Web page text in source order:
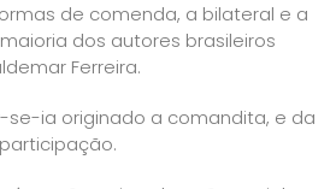
de comenda, a bilateral e a
dos autores brasileiros
Ferreira.
se-ia originado a comandita, e da